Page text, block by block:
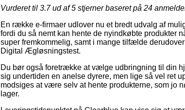
Vurderet til 3.7ud af 5 stjerner baseret på 24
En række e-firmaer udlover nu et bredt udvalg af
fordi du så nemt kan hente de nyindkøbte produkter
super fremkommelig, samt i mange tilfælde
Digital Ægløsningstest.
Du bør også foretrække at vælge udbringning til din
sig undertiden en anelse dyrere, men lige så vel ret
modsiges at være selv at hente produkterne, som jo
lager.